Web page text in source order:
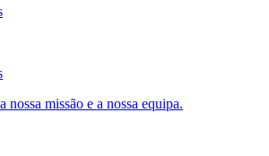
nossa missão e a nossa equipa.